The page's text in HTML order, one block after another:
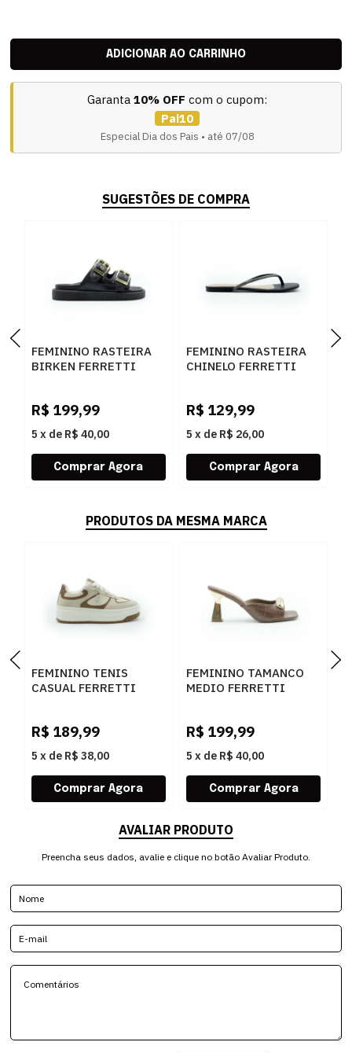
Garanta 10% OFF com o cupom:
Pai10
Especial Dia dos Pais • até 07/08
SUGESTÕES DE COMPRA
FEMININO RASTEIRA
BIRKEN FERRETTI
R$ 199,99
5 x de R$ 40,00
FEMININO RASTEIRA
CHINELO FERRETTI
R$ 129,99
5 x de R$ 26,00
PRODUTOS DA MESMA MARCA
FEMININO TENIS
CASUAL FERRETTI
R$ 189,99
5 x de R$ 38,00
FEMININO TAMANCO
MEDIO FERRETTI
R$ 199,99
5 x de R$ 40,00
AVALIAR PRODUTO
Preencha seus dados, avalie e clique no botão Avaliar Produto.